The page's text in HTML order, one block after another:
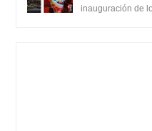
extraterrestre
inauguración de